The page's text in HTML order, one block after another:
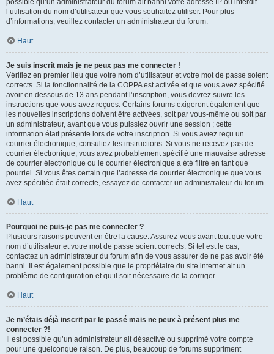
possible qu’un administrateur du forum ait banni votre adresse IP ou interdit
l’utilisation du nom d’utilisateur que vous souhaitez utiliser. Pour plus
d’informations, veuillez contacter un administrateur du forum.
Haut
Je suis inscrit mais je ne peux pas me connecter !
Vérifiez en premier lieu que votre nom d’utilisateur et votre mot de passe soient
corrects. Si la fonctionnalité de la COPPA est activée et que vous avez spécifié
avoir en dessous de 13 ans pendant l’inscription, vous devrez suivre les
instructions que vous avez reçues. Certains forums exigeront également que
les nouvelles inscriptions doivent être activées, soit par vous-même ou soit par
un administrateur, avant que vous puissiez ouvrir une session ; cette
information était présente lors de votre inscription. Si vous aviez reçu un
courrier électronique, consultez les instructions. Si vous ne recevez pas de
courrier électronique, vous avez probablement spécifié une mauvaise adresse
de courrier électronique ou le courrier électronique a été filtré en tant que
pourriel. Si vous êtes certain que l’adresse de courrier électronique que vous
avez spécifiée était correcte, essayez de contacter un administrateur du forum.
Haut
Pourquoi ne puis-je pas me connecter ?
Plusieurs raisons peuvent en être la cause. Assurez-vous avant tout que votre
nom d’utilisateur et votre mot de passe soient corrects. Si tel est le cas,
contactez un administrateur du forum afin de vous assurer de ne pas avoir été
banni. Il est également possible que le propriétaire du site internet ait un
problème de configuration et qu’il soit nécessaire de la corriger.
Haut
Je m’étais déjà inscrit par le passé mais ne peux à présent plus me
connecter ?!
Il est possible qu’un administrateur ait désactivé ou supprimé votre compte
pour une quelconque raison. De plus, beaucoup de forums suppriment